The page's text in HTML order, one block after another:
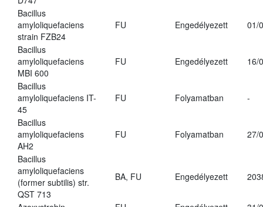
Bacillus
amyloliquefaciens
strain FZB24
FU Engedélyezett 01/
Bacillus
amyloliquefaciens
MBI 600
FU Engedélyezett 16/
Bacillus
amyloliquefaciens IT-
45
FU Folyamatban -
Bacillus
amyloliquefaciens
AH2
FU Folyamatban 27/
Bacillus
amyloliquefaciens
(former subtilis) str.
QST 713
BA, FU Engedélyezett